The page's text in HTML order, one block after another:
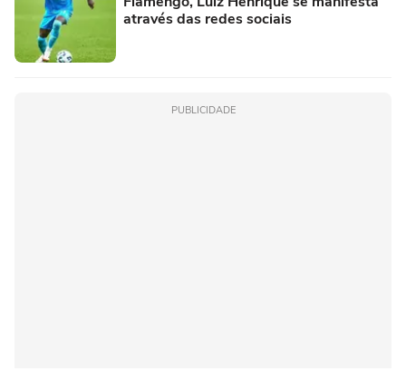
através das redes sociais
PUBLICIDADE